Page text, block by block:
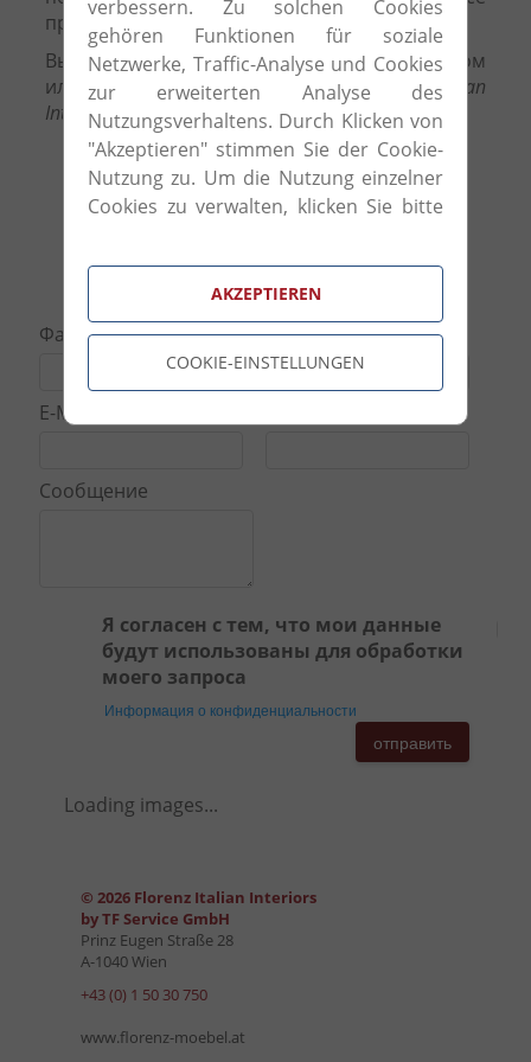
просьбы и пожелания клиентов.
Вы желаете создать интерьер в современном
или же в классическом стиле, FlorenzItalian
Interiorsвсегда сможет Вам в этом помочь!
контакт
Фамилия Телефон
E-Mail
Сообщение
Я согласен с тем, что мои данные
будут использованы для обработки
моего запроса
Информация о конфиденциальности
отправить
Loading images...
© 2026 Florenz Italian Interiors
by TF Service GmbH
Prinz Eugen Straße 28
A-1040 Wien
+43 (0) 1 50 30 750
www.florenz-moebel.at
verbessern. Zu solchen Cookies
gehören Funktionen für soziale
Netzwerke, Traffic-Analyse und Cookies
zur erweiterten Analyse des
Nutzungsverhaltens. Durch Klicken von
"Akzeptieren" stimmen Sie der Cookie-
Nutzung zu. Um die Nutzung einzelner
Cookies zu verwalten, klicken Sie bitte
AKZEPTIEREN
COOKIE-EINSTELLUNGEN